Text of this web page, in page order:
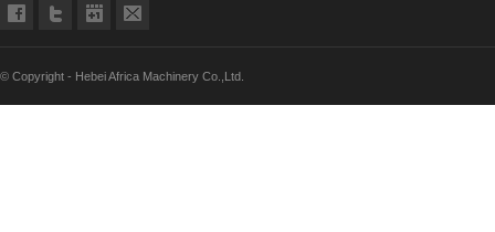
© Copyright - Hebei Africa Machinery Co.,Ltd.